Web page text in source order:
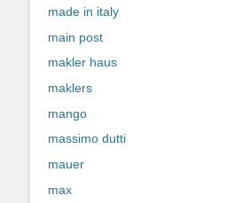
made in italy
main post
makler haus
maklers
mango
massimo dutti
mauer
max